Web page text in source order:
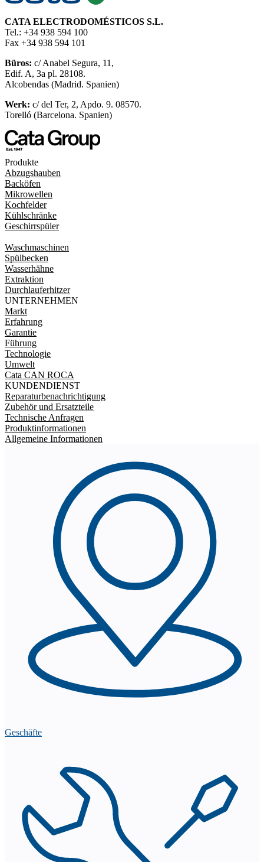
CATA ELECTRODOMÉSTICOS S.L.
Tel.: +34 938 594 100
Fax +34 938 594 101
Büros: c/ Anabel Segura, 11,
Edif. A, 3a pl. 28108.
Alcobendas (Madrid. Spanien)
Werk: c/ del Ter, 2, Apdo. 9. 08570.
Torelló (Barcelona. Spanien)
Produkte
Abzugshauben
Backöfen
Mikrowellen
Kochfelder
Kühlschränke
Geschirrspüler
Waschmaschinen
Spülbecken
Wasserhähne
Extraktion
Durchlauferhitzer
UNTERNEHMEN
Markt
Erfahrung
Garantie
Führung
Technologie
Umwelt
Cata CAN ROCA
KUNDENDIENST
Reparaturbenachrichtigung
Zubehör und Ersatzteile
Technische Anfragen
Produktinformationen
Allgemeine Informationen
Geschäfte